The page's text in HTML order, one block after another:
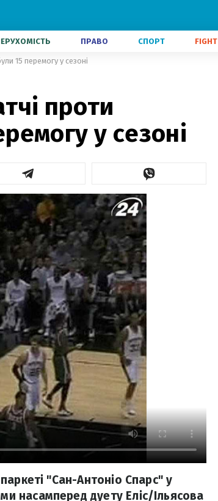
ПРАВО СПОРТ FIGHT
15 перемогу у сезоні
проти
у сезоні
"Сан-Антоніо Спарс" у
насамперед дуету Еліс/Ільясова